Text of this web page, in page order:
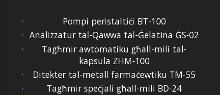
Pompi peristaltiċi BT-100
Analizzatur tal-Qawwa tal-Ġelatina ĠS-02
Tagħmir awtomatiku għall-mili tal-
kapsula ZHM-100
Ditekter tal-metall farmaċewtiku TM-55
Tagħmir speċjali għall-mili BD-24